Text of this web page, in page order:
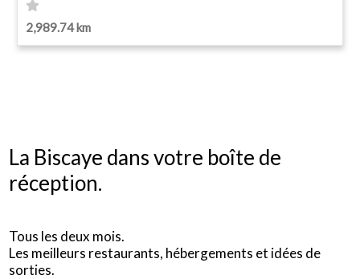
2,989.74 km
La Biscaye dans votre boîte de
réception.
Tous les deux mois.
Les meilleurs restaurants, hébergements et idées de
sorties.